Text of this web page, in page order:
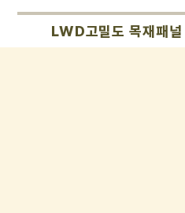
LWD고밀도 목재패널